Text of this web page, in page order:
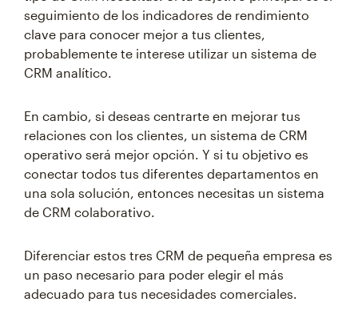
seguimiento de los indicadores de rendimiento
clave para conocer mejor a tus clientes,
probablemente te interese utilizar un sistema de
CRM analítico.
En cambio, si deseas centrarte en mejorar tus
relaciones con los clientes, un sistema de CRM
operativo será mejor opción. Y si tu objetivo es
conectar todos tus diferentes departamentos en
una sola solución, entonces necesitas un sistema
de CRM colaborativo.
Diferenciar estos tres CRM de pequeña empresa es
un paso necesario para poder elegir el más
adecuado para tus necesidades comerciales.